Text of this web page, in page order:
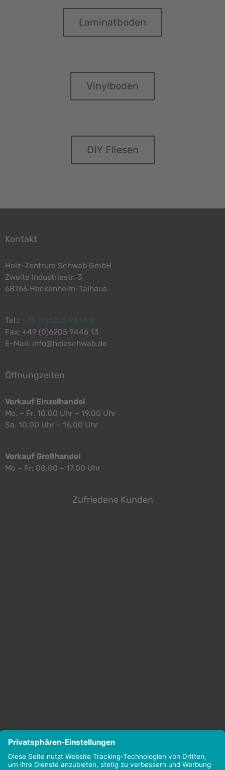
Laminatboden
Vinylboden
DIY Fliesen
Kontakt
Holz-Zentrum Schwab GmbH
Zweite Industriestr. 3
68766 Hockenheim-Talhaus
Tel.: +49 (0)6205 9446 0
Fax: +49 (0)6205 9446 13
E-Mail: info@holzschwab.de
Öffnungzeiten
Verkauf Einzelhandel
Mo. – Fr. 10.00 Uhr – 19.00 Uhr
Sa. 10.00 Uhr – 16.00 Uhr
Verkauf Großhandel
Mo – Fr: 08.00 – 17.00 Uhr
Zufriedene Kunden